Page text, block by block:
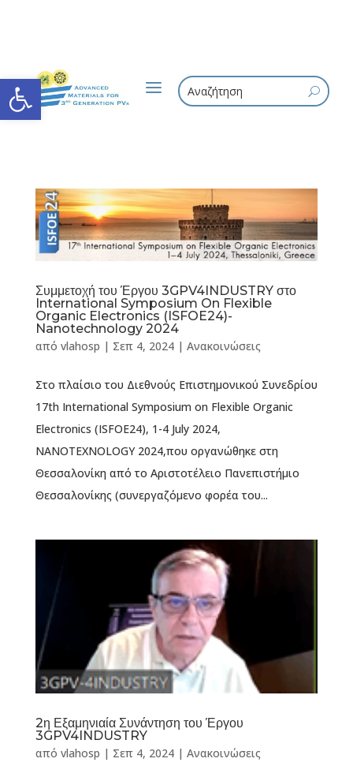
Ανοίξτε τη γραμμή εργαλείων a U
Συμμετοχή του Έργου 3GPV4INDUSTRY στο
International Symposium On Flexible
Organic Electronics (ISFOE24)-
Nanotechnology 2024
από vlahosp | Σεπ 4, 2024| Ανακοινώσεις
Στο πλαίσιο του Διεθνούς Επιστημονικού Συνεδρίου
17th International Symposium on Flexible Organic
Electronics (ISFOE24), 1-4 July 2024,
NANOTΕXNOLOGY 2024,που οργανώθηκε στη
Θεσσαλονίκη από το Αριστοτέλειο Πανεπιστήμιο
Θεσσαλονίκης (συνεργαζόμενο φορέα του...
2η Εξαμηνιαία Συνάντηση του Έργου
3GPV4INDUSTRY
από vlahosp | Σεπ 4, 2024| Ανακοινώσεις